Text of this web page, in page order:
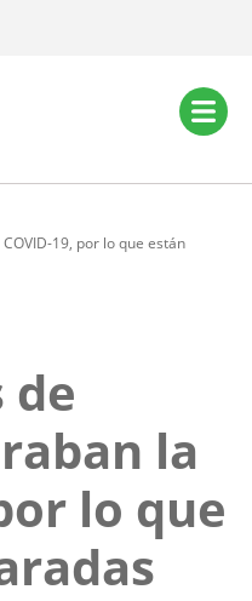
19, por lo que están
de
la
lo que